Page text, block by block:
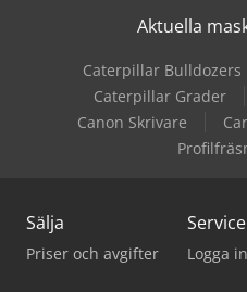
Aktuella
Caterpillar Bulldozers
Caterpillar Grader
Canon Skrivare
Sälja
Priser och avgifter Logga in